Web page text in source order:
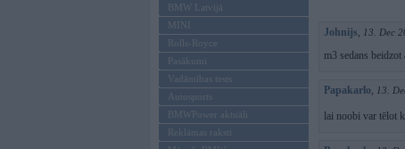
BMW Latvijā
MINI
Rolls-Royce
Pasākumi
Vadāmības tests
Autosports
BMWPower aktuāli
Reklāmas raksti
Johnijs, 13. Dec
m3 sedans
Papakarlo, 13.
lai noobi var tēlot